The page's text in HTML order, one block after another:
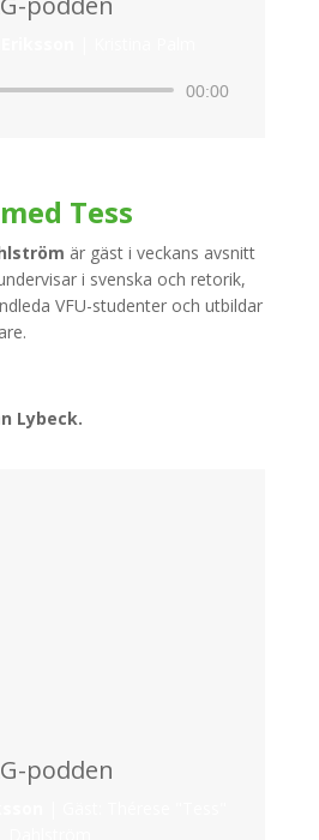
Ljudspelare
00:00
Tess
är gäst i veckans avsnitt
i svenska och retorik,
VFU-studenter och utbildar
Lybeck.
podden